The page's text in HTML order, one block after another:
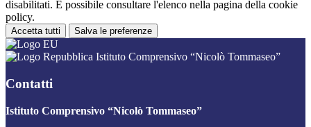
disabilitati. È possibile consultare l'elenco nella pagina della cookie
policy.
Accetta tutti Salva le preferenze
Istituto Comprensivo “Nicolò Tommaseo”
Contatti
Istituto Comprensivo “Nicolò Tommaseo”